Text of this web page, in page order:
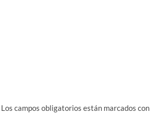
Los campos obligatorios están marcados con